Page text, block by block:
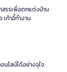
รรเพื่อตกแต่งบ้าน
เก้าอี้ทำงาน
นไลน์ได้อย่างจุใจ